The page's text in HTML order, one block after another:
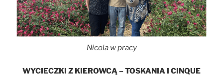
Nicola w pracy
WYCIECZKI Z KIEROWCĄ – TOSKANIA I CINQUE